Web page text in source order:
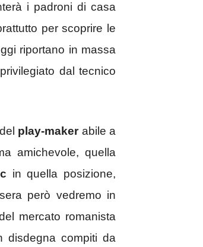
i padroni di casa
per scoprire le
riportano in massa
dal tecnico
play-makerabile a
amichevole, quella
in quella posizione,
però vedremo in
mercato romanista
disdegna compiti da